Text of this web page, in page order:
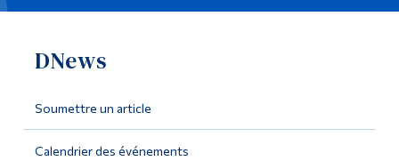
DNews
Soumettre un article
Calendrier des événements
Omnivox
Outils